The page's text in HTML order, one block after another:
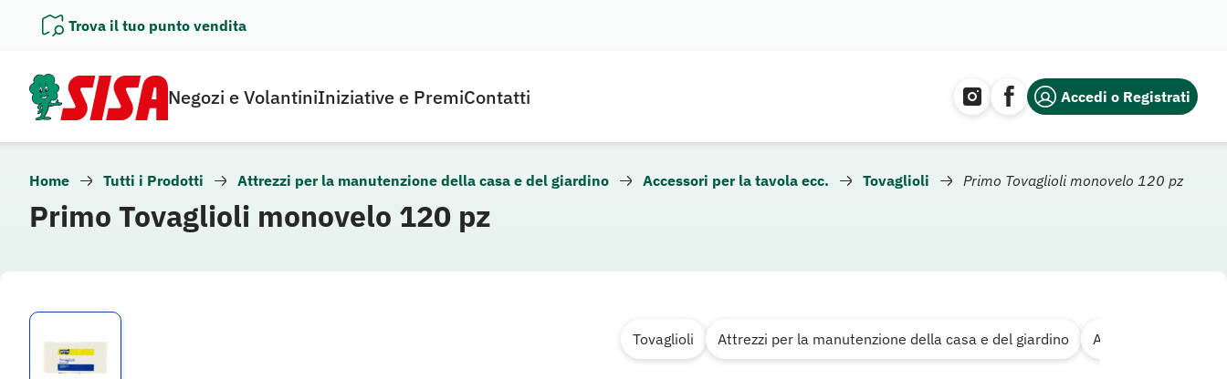
Trova il tuo punto vendita
Negozi e VolantiniIniziative e PremiContatti Accedi o Registrati
Home Tutti i Prodotti Attrezzi per la manutenzione della casa e del giardino Accessori per la tavola ecc. Tovaglioli Primo Tovaglioli monovelo 120 pz
Primo Tovaglioli monovelo 120 pz
Tovaglioli Attrezzi per la manutenzione della casa e del giardino Accessori per la